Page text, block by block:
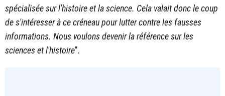
spécialisée sur l'histoire et la science. Cela valait donc le coup
de s'intéresser à ce créneau pour lutter contre les fausses
informations. Nous voulons devenir la référence sur les
sciences et l'histoire".